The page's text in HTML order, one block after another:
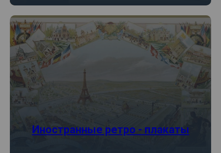
Иностранные ретро - плакаты